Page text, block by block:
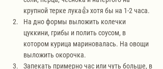
крупной терке лука👍 хотя бы на 1-2 часа.
На дно формы выложить колечки
цуккини, грибы и полить соусом, в
котором курица мариновалась. На овощи
выложить окорочка.
Запекать примерно час или чуть больше, в